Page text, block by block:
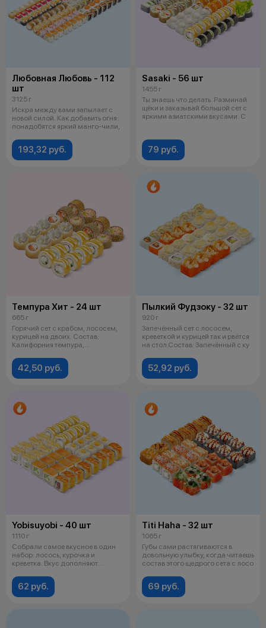
Любовная Любовь - 112
шт
3125 г
Искра между вами запылает с
новой силой. Как добавить огня:
понадобятся яркий манго-чили,
193,32 руб.
Sasaki - 56 шт
1455 г
Ты знаешь что делать. Разминай
щёки и заказывай большой сет с
яркими азиатскими вкусами. С
79 руб.
Темпура Хит - 24 шт
665 г
Горячий сет с крабом, лососем,
курицей на двоих. Состав:
Калифорния темпура,
42,50 руб.
Пылкий Фудзоку - 32 шт
920 г
Запечённый сет с лососем,
креветкой и курицей так и рвётся
на стол.Состав: Запечённый с ку
52,92 руб.
Yobisuyobi - 40 шт
1110 г
Собрали самое вкусное в один
набор: лосось, курочка и
креветка. Вкус дополняют
62 руб.
Titi Haha - 32 шт
1065 г
Губы сами растягиваются в
довольную улыбку, когда читаешь
состав этого щедрого сета с лосо
69 руб.